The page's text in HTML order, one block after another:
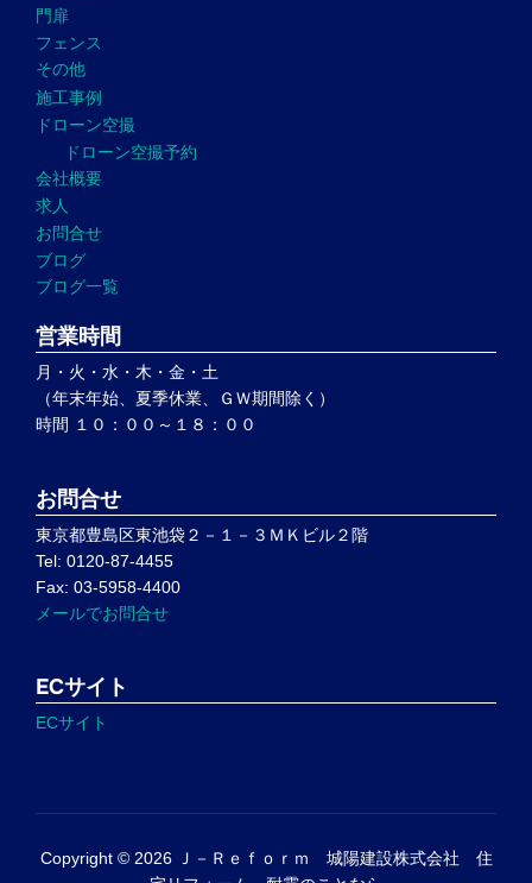
門扉
フェンス
その他
施工事例
ドローン空撮
ドローン空撮予約
会社概要
求人
お問合せ
ブログ
ブログ一覧
営業時間
月・火・水・木・金・土
（年末年始、夏季休業、ＧＷ期間除く）
時間 １０：００～１８：００
お問合せ
東京都豊島区東池袋２－１－３ＭＫビル２階
Tel: 0120-87-4455
Fax: 03-5958-4400
メールでお問合せ
ECサイト
ECサイト
Copyright © 2026 Ｊ－Ｒｅｆｏｒｍ 城陽建設株式会社 住